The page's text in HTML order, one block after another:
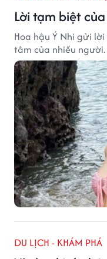
Lời tạm biệt
Hoa hậu Ý Nhi gửi
tâm của nhiều người.
DU LỊCH - KHÁM PHÁ